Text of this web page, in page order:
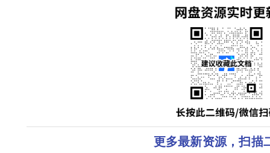
更多最新资源，扫描